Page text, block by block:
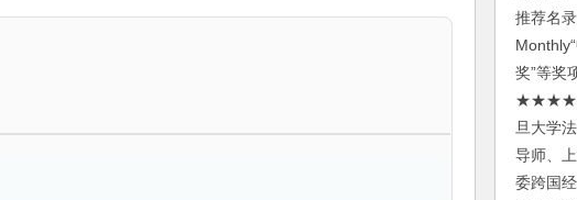
推荐名
奖”等奖
★★★★★
旦大学
导师、
委跨国